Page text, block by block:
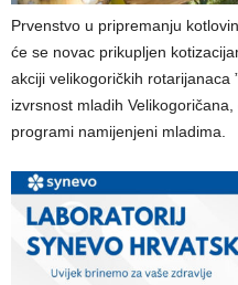
Prvenstvo u pripremanju
će se novac prikupljen
akciji velikogoričkih rotarijanaca
izvrsnost mladih
programi namijenjeni mladima.